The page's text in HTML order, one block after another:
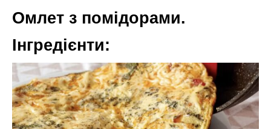
Омлет з помідорами.
Інгредієнти: